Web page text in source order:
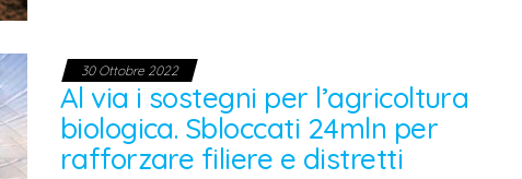
30 Ottobre 2022
Al via i sostegni per l’agricoltura
biologica. Sbloccati 24mln per
rafforzare filiere e distretti